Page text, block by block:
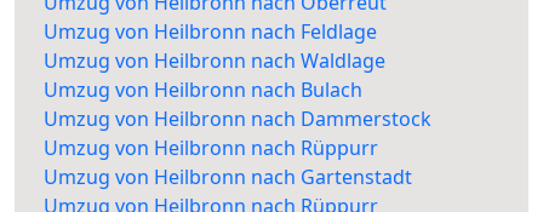
Umzug von Heilbronn nach Feldlage
Umzug von Heilbronn nach Waldlage
Umzug von Heilbronn nach Bulach
Umzug von Heilbronn nach Dammerstock
Umzug von Heilbronn nach Rüppurr
Umzug von Heilbronn nach Gartenstadt
Umzug von Heilbronn nach Rüppurr